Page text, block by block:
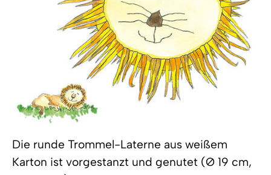
Die runde Trommel-Laterne aus weißem
Karton ist vorgestanzt und genutet (Ø 19 cm,